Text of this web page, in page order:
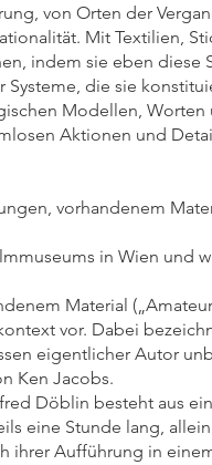
von Orten der
Mit Textilien,
indem sie eben diese
die sie
Modellen,
Aktionen und
vorhandenem
in Wien und
Material
vor. Dabei
eigentlicher Autor
Ken Jacobs.
Döblin besteht aus
eine Stunde lang,
Aufführung in